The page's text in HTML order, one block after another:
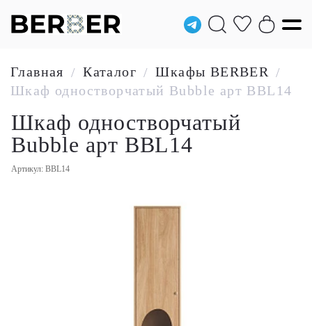
Главная / Каталог / Шкафы BERBER /
Шкаф одностворчатый Bubble арт BBL14
Шкаф одностворчатый
Bubble арт BBL14
Артикул: BBL14